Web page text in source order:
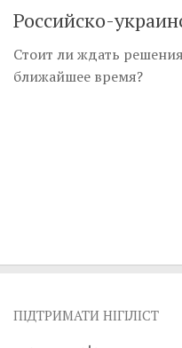
Цитати
Российско-
Стоит ли ждать
ближайшее время?
ПІДТРИМАТИ НІГІЛІСТ